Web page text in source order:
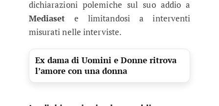
dichiarazioni polemiche sul suo addio a
Mediaset e limitandosi a interventi
misurati nelle interviste.
Ex dama di Uomini e Donne ritrova
l’amore con una donna